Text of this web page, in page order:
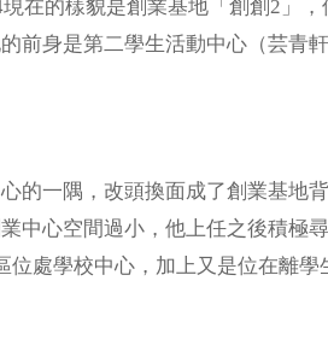
在的樣貌是創業基地「創創2」
前身是第二學生活動中心（芸青軒
的一隅，改頭換面成了創業基地
中心空間過小，他上任之後積極
處學校中心，加上又是位在離學